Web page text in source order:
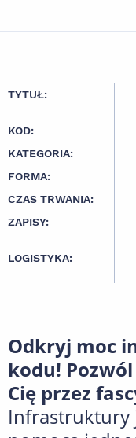
TYTUŁ:
KOD:
KATEGORIA:
FORMA:
CZAS TRWANIA:
ZAPISY:
LOGISTYKA:
Odkryj moc
kodu!
Cię przez
Infrastruktury